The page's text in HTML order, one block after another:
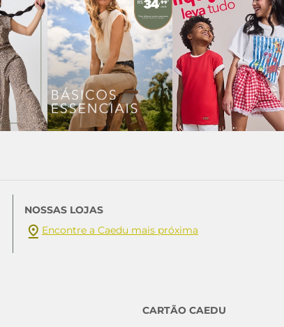
NOSSAS LOJAS
Encontre a Caedu mais próxima
CARTÃO CAEDU